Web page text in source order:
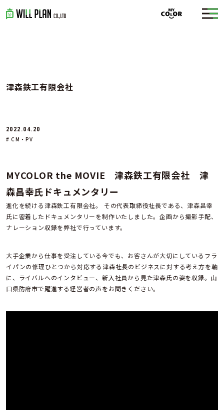
津森鉄工有限会社
2022.04.20
# CM・PV
MYCOLOR the MOVIE 津森鉄工有限会社 津
森昌幸氏ドキュメンタリー
進化を続ける津森鉄工有限会社。 その代表取締役社長である、津森昌幸
氏に密着したドキュメンタリーを制作いたしました。企画から撮影手配、
ナレーション収録を弊社で行っています。
大手企業から仕事を受注している今でも、お客さんが大切にしているフラ
イパンの修理ひとつから対応する津森社長のビジネスに対する考え方を軸
に、ライバルへのインタビュー、新入社員から見た津森氏の姿を収録。山
口県防府市で躍進する経営者の声をお聞きください。